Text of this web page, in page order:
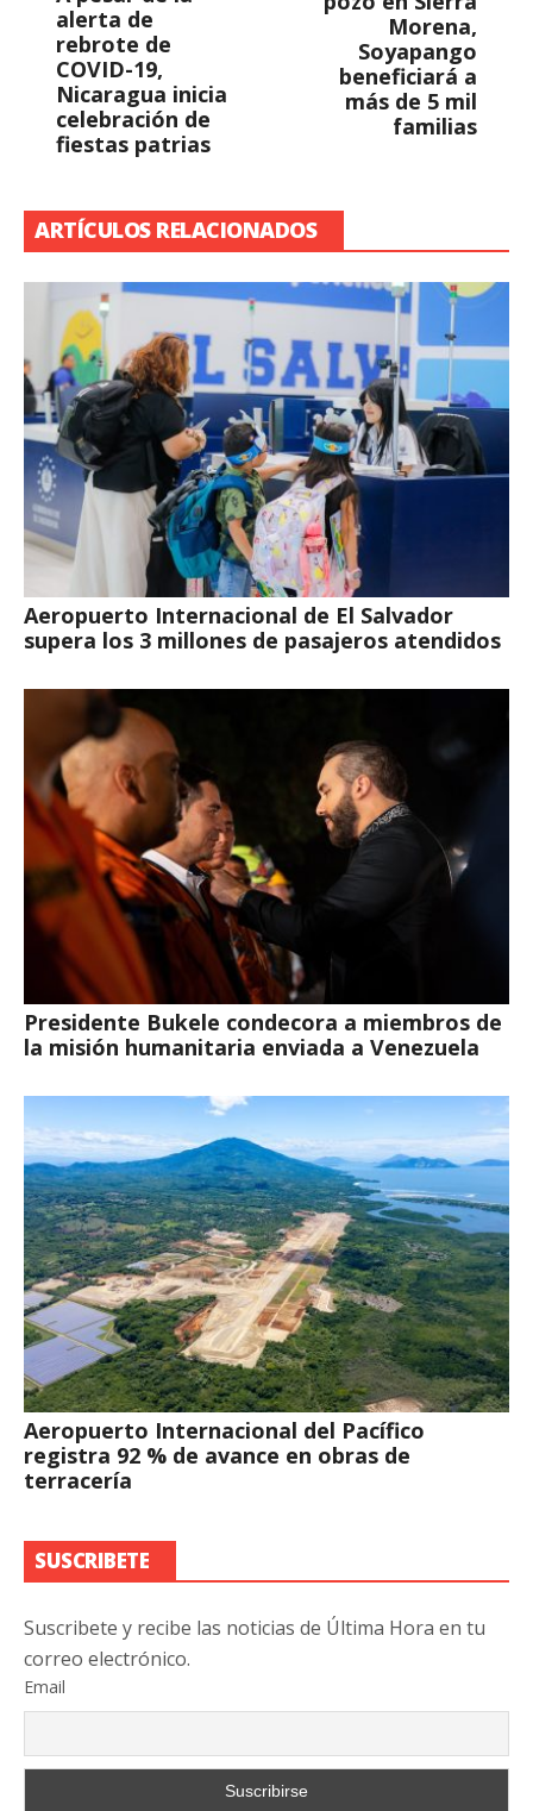
alerta de
rebrote de
COVID-19,
Nicaragua inicia
celebración de
fiestas patrias
Morena,
Soyapango
beneficiará a
más de 5 mil
familias
ARTÍCULOS RELACIONADOS
Aeropuerto Internacional de El Salvador
supera los 3 millones de pasajeros atendidos
Presidente Bukele condecora a miembros de
la misión humanitaria enviada a Venezuela
Aeropuerto Internacional del Pacífico
registra 92 % de avance en obras de
terracería
SUSCRIBETE
Suscribete y recibe las noticias de Última Hora en tu
correo electrónico.
Email